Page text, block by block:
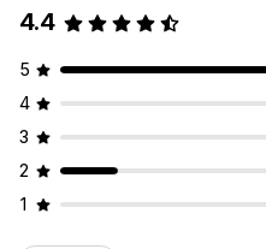
4.4
5
4
3
2
1